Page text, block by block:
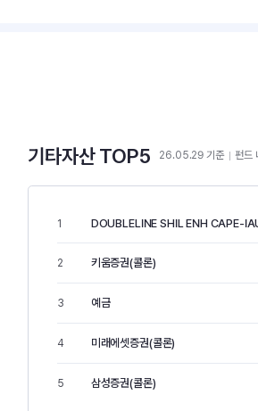
기타자산 TOP5 26.05.29 기준 펀드
1 DOUBLELINE SHIL ENH CAPE-
2 키움증권(콜론)
3 예금
4 미래에셋증권(콜론)
5 삼성증권(콜론)